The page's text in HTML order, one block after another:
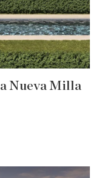
Nueva Milla